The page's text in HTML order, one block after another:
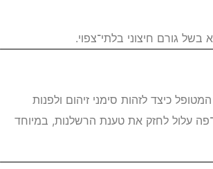
גורם חיצוני בלתי־צפוי.
כיצד לזהות סימני זיהום ולפנות
עלול לחזק את טענת הרשלנות, במיוחד